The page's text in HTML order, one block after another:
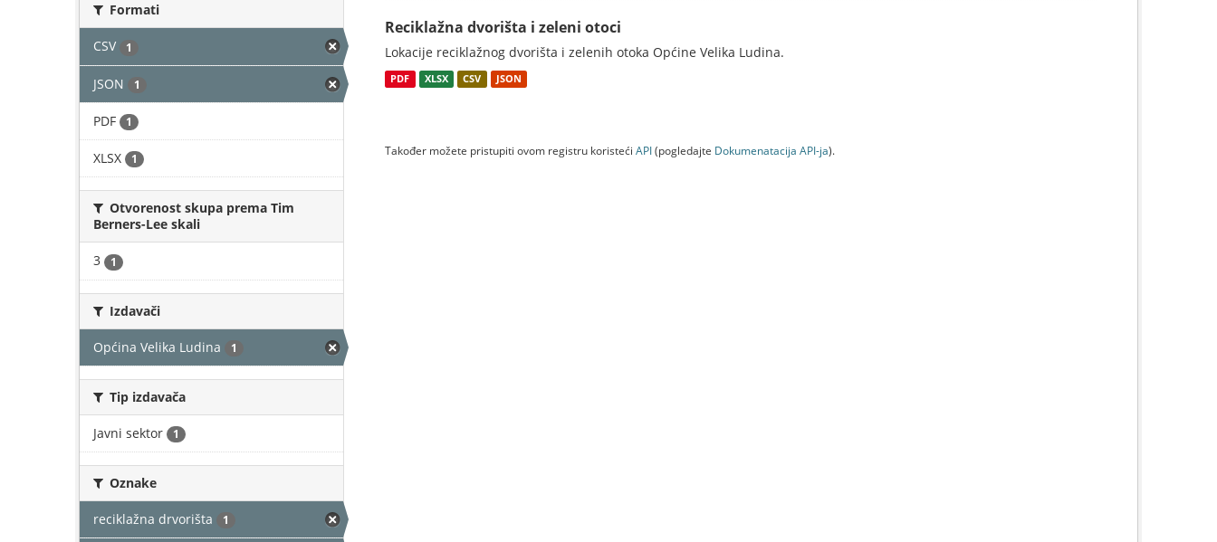
Formati
CSV 1
JSON 1
PDF 1
XLSX 1
Otvorenost skupa prema Tim
Berners-Lee skali
3 1
Izdavači
Općina Velika Ludina 1
Tip izdavača
Javni sektor 1
Oznake
reciklažna drvorišta 1
Reciklažna dvorišta i zeleni otoci
Lokacije reciklažnog dvorišta i zelenih otoka Općine Velika Ludina.
PDF XLSX CSV JSON
Također možete pristupiti ovom registru koristeći API(pogledajte Dokumenаtаcijа API-jа).